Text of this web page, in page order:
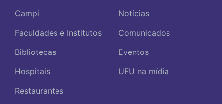
Campi
Faculdades e Institutos
Bibliotecas
Hospitais
Restaurantes
Notícias
Comunicados
Eventos
UFU na mídia